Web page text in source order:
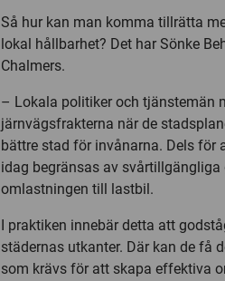
Så hur kan man komma tillrätta
lokal hållbarhet? Det har Sönke
Chalmers.
– Lokala politiker och tjänstemän
järnvägsfrakterna när de
bättre stad för invånarna. Dels för
idag begränsas av
omlastningen till lastbil.
I praktiken innebär detta att
städernas utkanter. Där kan de få
som krävs för att skapa effektiva